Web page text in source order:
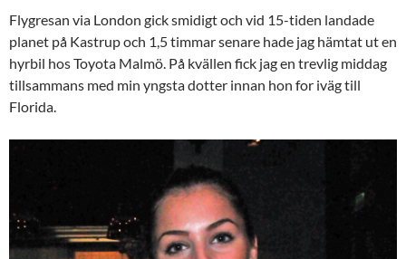
Flygresan via London gick smidigt och vid 15-tiden landade
planet på Kastrup och 1,5 timmar senare hade jag hämtat ut en
hyrbil hos Toyota Malmö. På kvällen fick jag en trevlig middag
tillsammans med min yngsta dotter innan hon for iväg till
Florida.